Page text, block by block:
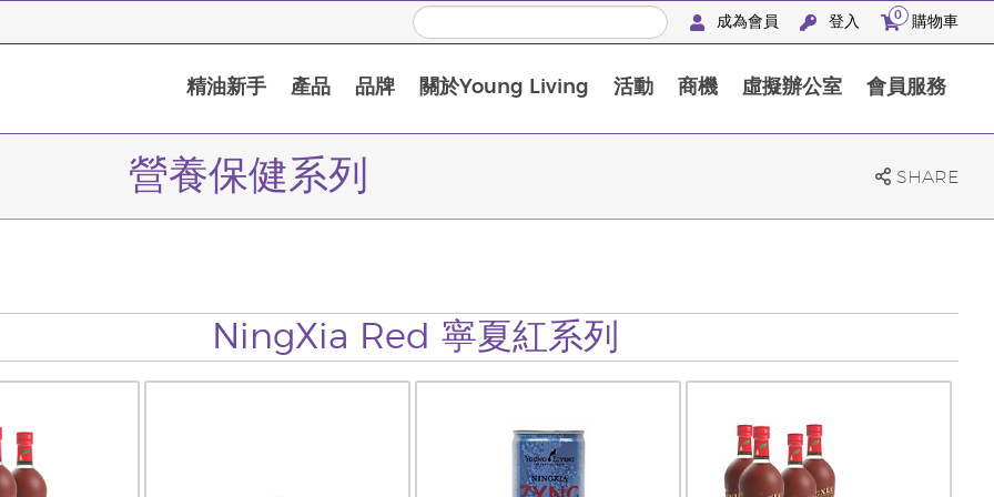
成為會員 登入 0 購物車
精油新手 產品 品牌 關於Young Living 活動 商機 虛擬辦公室 會員服務
營養保健系列 SHARE
NingXia Red 寧夏紅系列